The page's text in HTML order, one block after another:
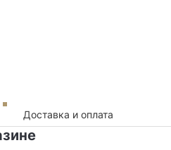
Доставка и оплата